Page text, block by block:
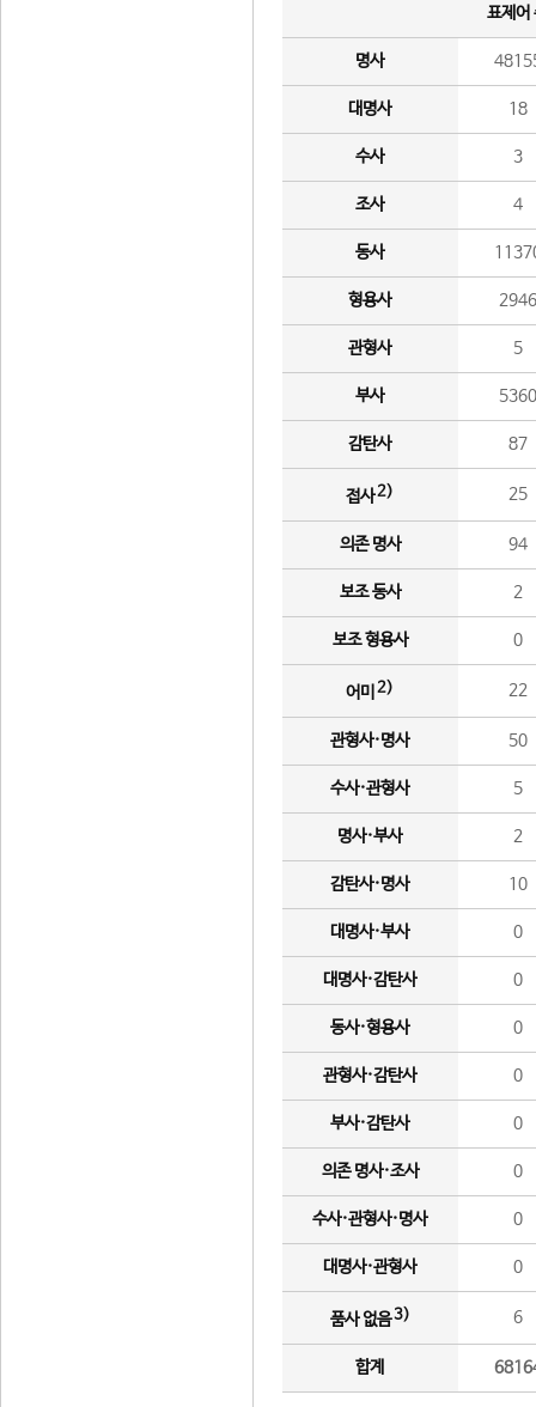
표제어
명사
대명사 18
수사 3
조사 4
동사
형용사 2946
관형사 5
부사 5360
감탄사 87
접사2) 25
의존 명사 94
보조 동사 2
보조 형용사 0
어미 2) 22
관형사·명사 50
수사·관형사 5
명사·부사 2
감탄사·명사 10
대명사·부사 0
대명사·감탄사 0
동사·형용사 0
관형사·감탄사 0
부사·감탄사 0
의존 명사·조사 0
수사·관형사·명사 0
대명사·관형사 0
품사 없음3) 6
합계